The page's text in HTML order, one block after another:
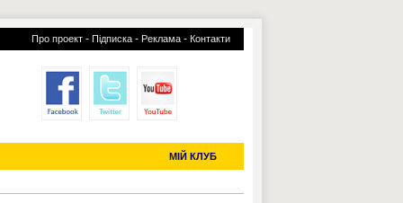
Про проект - Підписка - Реклама - Контакти
МІЙ КЛУБ
УСІ ТРАНСФЕРИ